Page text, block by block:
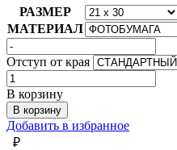
РАЗМЕР
МАТЕРИАЛ
Отступ от края
Количество
товара
ЖЁЛТЫЕ
ЦВЕТЫ
РИСУНОК
В корзину
В корзину
Добавить в избранное
₽